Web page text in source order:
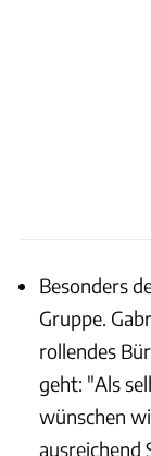
Besonders
Gruppe.
rollendes
geht: "Als
wünschen
ausreichend